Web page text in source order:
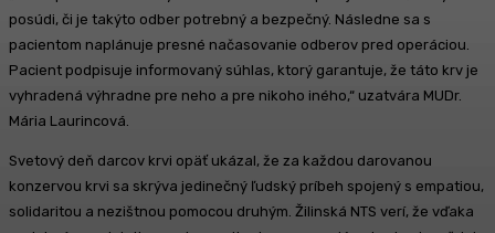
posúdi, či je takýto odber potrebný a bezpečný. Následne sa s
pacientom naplánuje presné načasovanie odberov pred operáciou.
Pacient podpisuje informovaný súhlas, ktorý garantuje, že táto krv je
vyhradená výhradne pre neho a pre nikoho iného,“ uzatvára MUDr.
Mária Laurincová.
Svetový deň darcov krvi opäť ukázal, že za každou darovanou
konzervou krvi sa skrýva jedinečný ľudský príbeh spojený s empatiou,
solidaritou a nezištnou pomocou druhým. Žilinská NTS verí, že vďaka